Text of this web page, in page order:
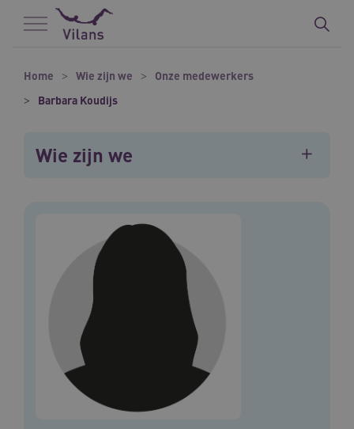
Naar hoofdinhoud
Naar footer
Home Wie zijn we
Onze medewerkers
Barbara Koudijs
Wie zijn we